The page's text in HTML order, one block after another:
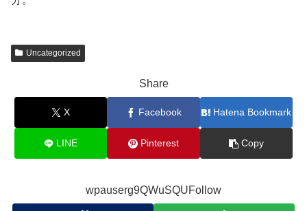
Uncategorized
Share
X Facebook Hatena Bookmark
LINE Pinterest Copy
wpauserg9QWuSQUFollow